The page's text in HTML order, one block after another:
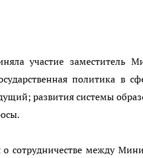
участие заместитель
политика в
развития системы
сотрудничестве между